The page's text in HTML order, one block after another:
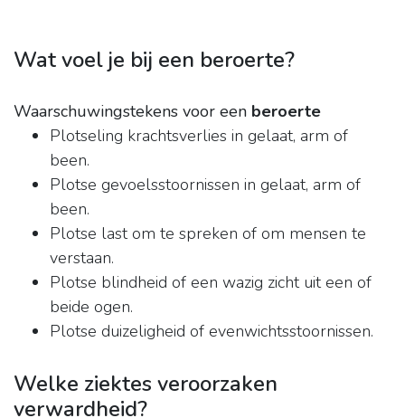
Wat voel je bij een beroerte?
Waarschuwingstekens voor een beroerte
Plotseling krachtsverlies in gelaat, arm of
been.
Plotse gevoelsstoornissen in gelaat, arm of
been.
Plotse last om te spreken of om mensen te
verstaan.
Plotse blindheid of een wazig zicht uit een of
beide ogen.
Plotse duizeligheid of evenwichtsstoornissen.
Welke ziektes veroorzaken
verwardheid?